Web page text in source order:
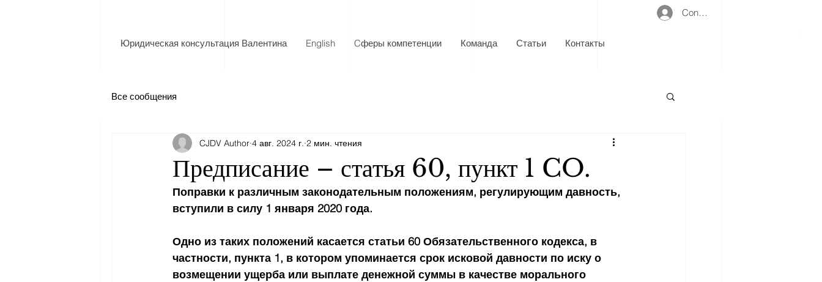
Connexion
Юридическая консультация Валентина English Cферы компетенции Команда Статьи Контакты
Все сообщения
Предписание – статья 60, пункт 1 CO.
CJDV Author 4 авг. 2024 г. 2 мин. чтения
Поправки к различным законодательным положениям, регулирующим давность,
вступили в силу 1 января 2020 года.
Одно из таких положений касается статьи 60 Обязательственного кодекса, в
частности, пункта 1, в котором упоминается срок исковой давности по иску о
возмещении ущерба или выплате денежной суммы в качестве морального